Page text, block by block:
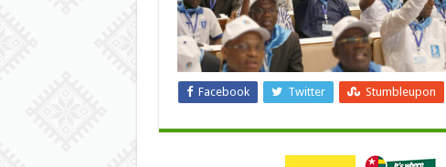
Facebook Twitter Stumbleupon